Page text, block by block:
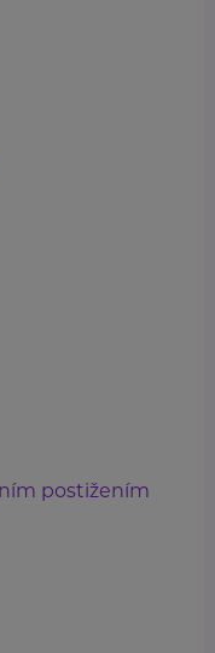
postižením